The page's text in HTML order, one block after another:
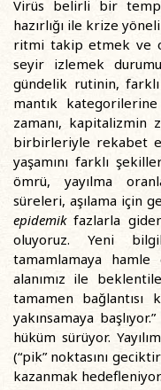
Virüs belirli bir
hazırlığı ile krize
ritmi takip etmek ve
seyir izlemek
gündelik rutinin,
mantık kategorilerine
zamanı, kapitalizmin
birbirleriyle rekabet
yaşamını farklı
ömrü, yayılma
süreleri, aşılama için
epidemikfazlarla
oluyoruz. Yeni
tamamlamaya
alanımız ile
tamamen
yakınsamaya
hüküm sürüyor.
(“pik” noktasını
kazanmak